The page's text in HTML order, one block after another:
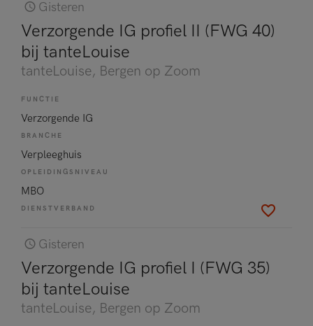
Gisteren
Verzorgende IG profiel II (FWG 40)
bij tanteLouise
tanteLouise, Bergen op Zoom
FUNCTIE
Verzorgende IG
BRANCHE
Verpleeghuis
OPLEIDINGSNIVEAU
MBO
DIENSTVERBAND
Gisteren
Verzorgende IG profiel I (FWG 35)
bij tanteLouise
tanteLouise, Bergen op Zoom